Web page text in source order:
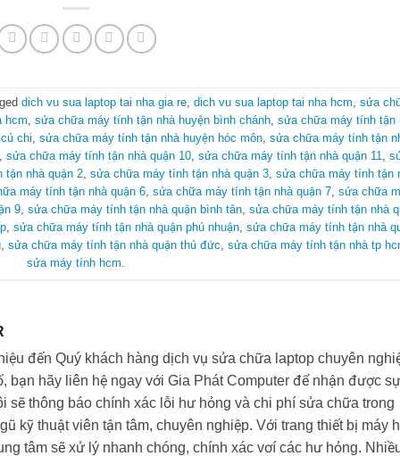
dich vu sua laptop tai nha gia re, dich vu sua laptop tai nha hcm sửa
hcm sửa chữa máy tính tận nhà huyện bình chánh, sửa chữa máy tính tận
chi sửa chữa máy tính tận nhà huyện hóc môn, sửa chữa máy tính tận
sửa chữa máy tính tận nhà quận 10, sửa chữa máy tính tận nhà quận 11
tận nhà quận 2 ,sửa chữa máy tính tận nhà quận 3 ,sửa chữa máy tính tận
máy tính tận nhà quận 6, sửa chữa máy tính tận nhà quận 7, sửa chữa
9, sửa chữa máy tính tận nhà quận bình tân, sửa chữa máy tính tận nhà
, sửa chữa máy tính tận nhà quận phú nhuận, sửa chữa máy tính tận nhà
,sửa chữa máy tính tận nhà quận thủ đức ,sửa chữa máy tính tận nhà tp
sửa máy tính hcm
đến Quý khách hàng dịch vụ sửa chữa laptop chuyên
bạn hãy liên hệ ngay với Gia Phát Computer để nhận được sự
sẽ thông báo chính xác lỗi hư hỏng và chi phí sửa chữa trong
kỹ thuật viên tận tâm, chuyên nghiệp. Với trang thiết bị máy
tâm sẽ xử lý nhanh chóng, chính xác vơí các hư hỏng.